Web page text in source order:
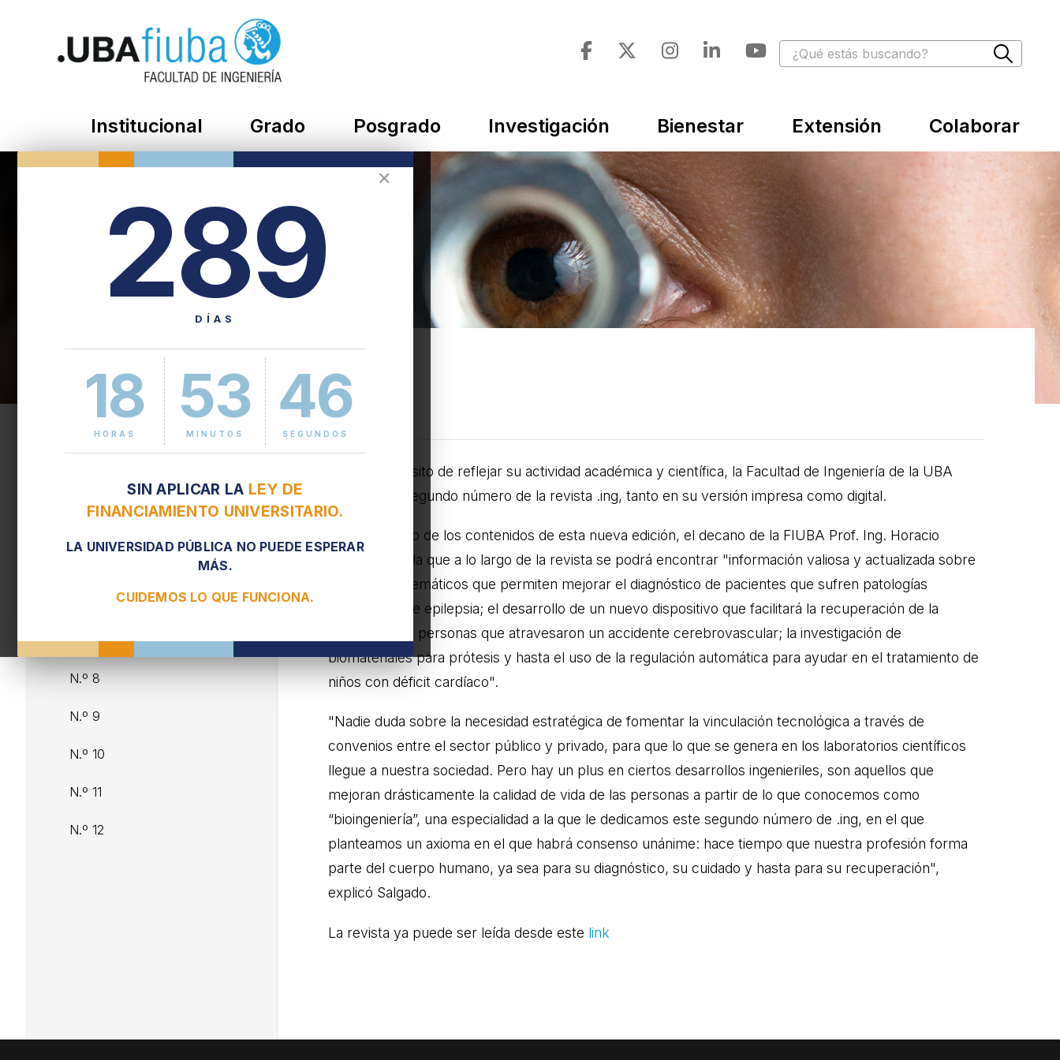
Institucional Grado Posgrado Investigación Bienestar Extensión Colaborar
✕
289
DÍAS
18
HORAS
53
MINUTOS
46
SEGUNDOS
SIN APLICAR LA LEY DE
FINANCIAMIENTO UNIVERSITARIO.
LA UNIVERSIDAD PÚBLICA NO PUEDE ESPERAR
MÁS.
CUIDEMOS LO QUE FUNCIONA.
N.º 2
N.º 7
N.º 8
N.º 9
N.º 10
N.º 11
N.º 12
N.º 2
Con el propósito de reflejar su actividad académica y científica, la Facultad de Ingeniería de la UBA
presenta el segundo número de la revista .ing, tanto en su versión impresa como digital.
Como anticipo de los contenidos de esta nueva edición, el decano de la FIUBA Prof. Ing. Horacio
Salgado detalla que a lo largo de la revista se podrá encontrar "información valiosa y actualizada sobre
modelos matemáticos que permiten mejorar el diagnóstico de pacientes que sufren patologías
cardíacas o de epilepsia; el desarrollo de un nuevo dispositivo que facilitará la recuperación de la
motricidad en personas que atravesaron un accidente cerebrovascular; la investigación de
biomateriales para prótesis y hasta el uso de la regulación automática para ayudar en el tratamiento de
niños con déficit cardíaco".
"Nadie duda sobre la necesidad estratégica de fomentar la vinculación tecnológica a través de
convenios entre el sector público y privado, para que lo que se genera en los laboratorios científicos
llegue a nuestra sociedad. Pero hay un plus en ciertos desarrollos ingenieriles, son aquellos que
mejoran drásticamente la calidad de vida de las personas a partir de lo que conocemos como
“bioingeniería”, una especialidad a la que le dedicamos este segundo número de .ing, en el que
planteamos un axioma en el que habrá consenso unánime: hace tiempo que nuestra profesión forma
parte del cuerpo humano, ya sea para su diagnóstico, su cuidado y hasta para su recuperación",
explicó Salgado.
La revista ya puede ser leída desde este link